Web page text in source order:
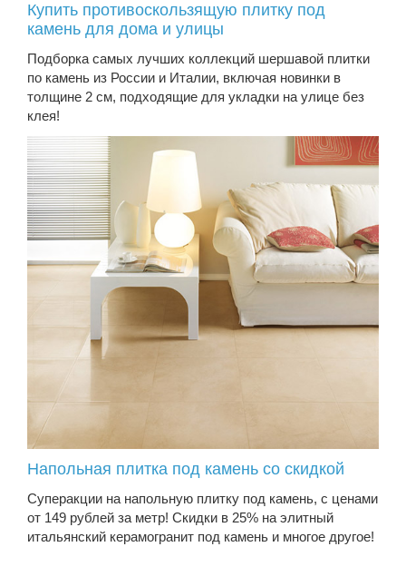
Купить противоскользящую плитку под
камень для дома и улицы
Подборка самых лучших коллекций шершавой плитки
по камень из России и Италии, включая новинки в
толщине 2 см, подходящие для укладки на улице без
клея!
Напольная плитка под камень со скидкой
Суперакции на напольную плитку под камень, с ценами
от 149 рублей за метр! Скидки в 25% на элитный
итальянский керамогранит под камень и многое другое!